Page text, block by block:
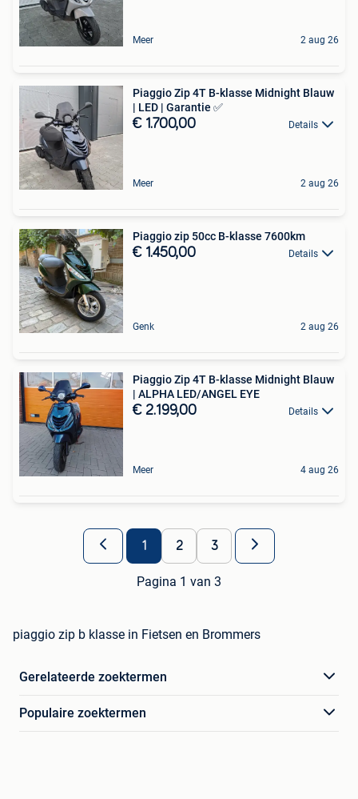
Meer 2 aug 26
Piaggio Zip 4T B-klasse Midnight Blauw
| LED | Garantie ✅
€ 1.700,00 Details
Meer 2 aug 26
Piaggio zip 50cc B-klasse 7600km
€ 1.450,00 Details
Genk 2 aug 26
Piaggio Zip 4T B-klasse Midnight Blauw
| ALPHA LED/ANGEL EYE
€ 2.199,00 Details
Meer 4 aug 26
1 2 3
Pagina 1 van 3
piaggio zip b klasse in Fietsen en Brommers
Gerelateerde zoektermen
Populaire zoektermen